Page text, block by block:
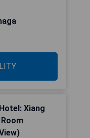
Xiang